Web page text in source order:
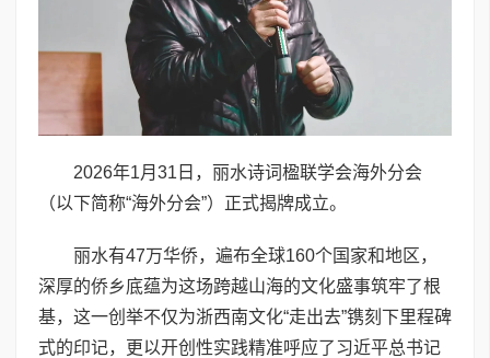
2026年1月31日，丽水诗词楹联学会海外分会
（以下简称“海外分会”）正式揭牌成立。
丽水有47万华侨，遍布全球160个国家和地区，
深厚的侨乡底蕴为这场跨越山海的文化盛事筑牢了根
基，这一创举不仅为浙西南文化“走出去”镌刻下里程碑
式的印记，更以开创性实践精准呼应了习近平总书记